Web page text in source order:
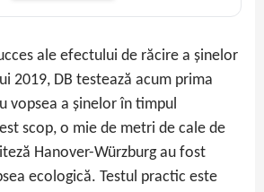
ale efectului de răcire a șinelor
2019, DB testează acum prima
vopsea a șinelor în timpul
scop, o mie de metri de cale de
Hanover-Würzburg au fost
ecologică. Testul practic este